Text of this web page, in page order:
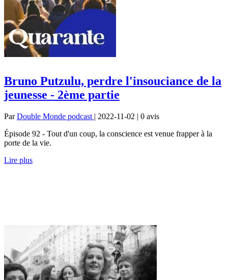
Bruno Putzulu, perdre l'insouciance de la
jeunesse - 2ème partie
ParDouble Monde podcast | 2022-11-02 | 0 avis
Épisode 92 - Tout d'un coup, la conscience est venue frapper à la
porte de la vie.
Lire plus